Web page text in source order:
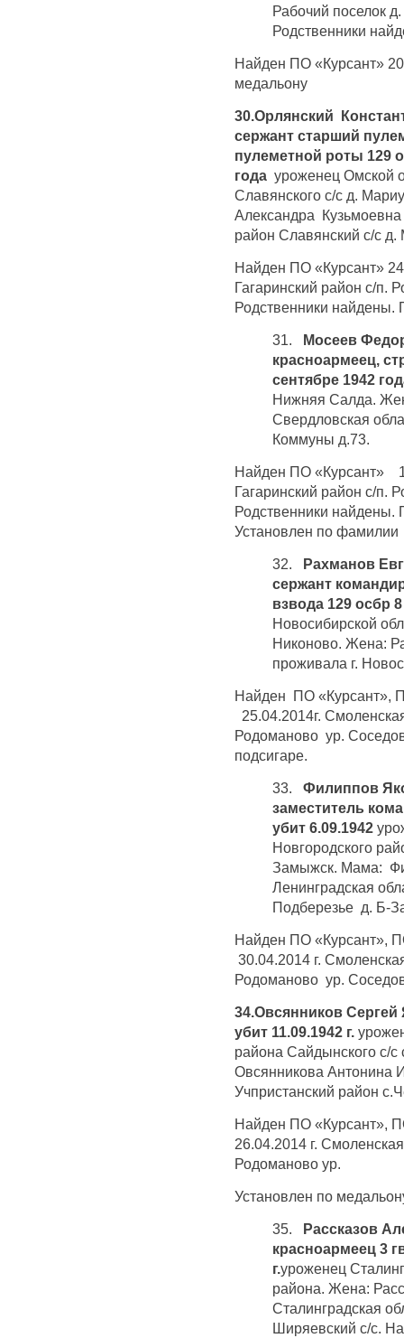
Рабочий поселок
Родственники
Найден ПО «Курсант»
медальону
30.Орлянский
сержант старший
пулеметной роты 129
года уроженец Омской
Славянского с/с д.
Александра
район Славянский с/с д.
Найден ПО «Курсант»
Гагаринский район с/п.
Родственники найдены.
31. Мосеев
красноармеец,
сентябре 1942
Нижняя Салда.
Свердловская
Коммуны д.73.
Найден ПО «Курсант»
Гагаринский район с/п.
Родственники найдены.
Установлен по фамилии
32. Рахманов
сержант
взвода 129 осбр
Новосибирской
Никоново. Жена:
проживала г.
Найден ПО «Курсант»,
25.04.2014г.
Родоманово ур.
подсигаре.
33. Филиппов
заместитель
убит 6.09.1942
Новгородского
Замыжск. Мама:
Ленинградская
Подберезье д. Б-
Найден ПО «Курсант»,
30.04.2014 г.
Родоманово ур.
34.Овсянников Сергей
убит 11.09.1942 г.
района Сайдынского с/
Овсянникова Антонина
Учпристанский район
Найден ПО «Курсант»,
26.04.2014 г.
Родоманово ур.
Установлен по
35. Рассказов
красноармеец 3
г.уроженец
района. Жена:
Сталинградская
Ширяевский с/с.